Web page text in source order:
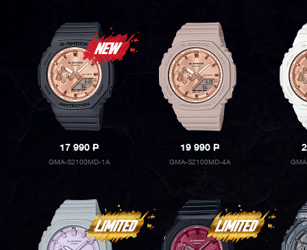
17 990P
GMA-S2100MD-1A
19 990P
GMA-S2100MD-4A